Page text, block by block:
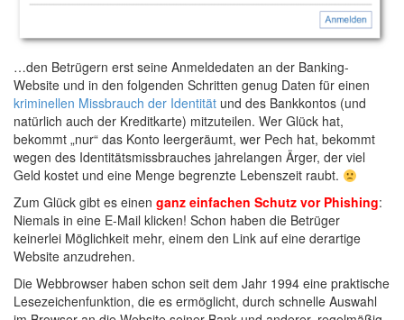
…den Betrügern erst seine Anmeldedaten an der Banking-
Website und in den folgenden Schritten genug Daten für einen
kriminellen Missbrauch der Identität und des Bankkontos (und
natürlich auch der Kreditkarte) mitzuteilen. Wer Glück hat,
bekommt „nur“ das Konto leergeräumt, wer Pech hat, bekommt
wegen des Identitätsmissbrauches jahrelangen Ärger, der viel
Geld kostet und eine Menge begrenzte Lebenszeit raubt.
Zum Glück gibt es einen ganz einfachen Schutz vor Phishing:
Niemals in eine E-Mail klicken! Schon haben die Betrüger
keinerlei Möglichkeit mehr, einem den Link auf eine derartige
Website anzudrehen.
Die Webbrowser haben schon seit dem Jahr 1994 eine praktische
Lesezeichenfunktion, die es ermöglicht, durch schnelle Auswahl